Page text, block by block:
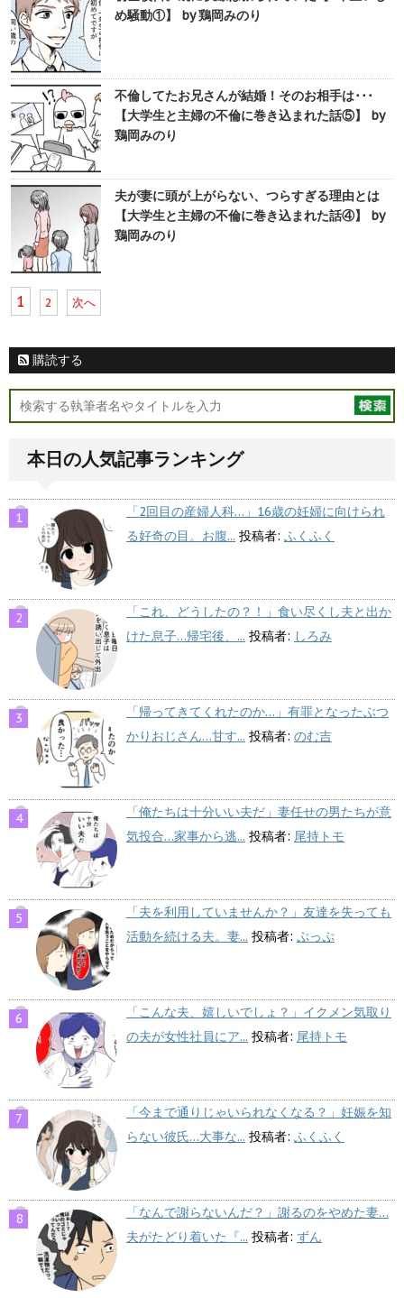
め騒動①】 by 鶏岡みのり
不倫してたお兄さんが結婚！そのお相手は･･･
【大学生と主婦の不倫に巻き込まれた話⑤】 by
鶏岡みのり
夫が妻に頭が上がらない、つらすぎる理由とは
【大学生と主婦の不倫に巻き込まれた話④】 by
鶏岡みのり
1 2 次へ
購読する
本日の人気記事ランキング
「2回目の産婦人科…」16歳の妊婦に向けられ
る好奇の目。お腹... 投稿者: ふくふく
「これ、どうしたの？！」食い尽くし夫と出か
けた息子…帰宅後、... 投稿者: しろみ
「帰ってきてくれたのか…」有罪となったぶつ
かりおじさん…甘す... 投稿者: のむ吉
「俺たちは十分いい夫だ」妻任せの男たちが意
気投合…家事から逃... 投稿者: 尾持トモ
「夫を利用していませんか？」友達を失っても
活動を続ける夫。妻... 投稿者: ぷっぷ
「こんな夫、嬉しいでしょ？」イクメン気取り
の夫が女性社員にア... 投稿者: 尾持トモ
「今まで通りじゃいられなくなる？」妊娠を知
らない彼氏…大事な... 投稿者: ふくふく
「なんで謝らないんだ？」謝るのをやめた妻…
夫がたどり着いた『... 投稿者: ずん